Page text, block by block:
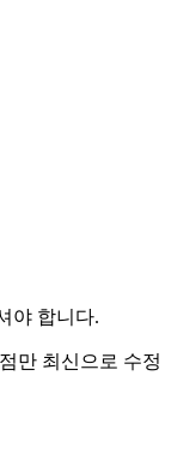
야 합니다.
만 최신으로 수정